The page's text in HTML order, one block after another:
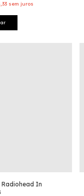
sem juros
Radiohead In